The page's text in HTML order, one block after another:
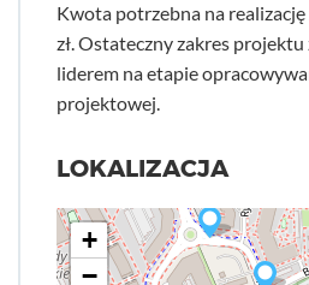
Kwota potrzebna na
zł. Ostateczny zakres
liderem na etapie
projektowej.
LOKALIZACJA
+
−